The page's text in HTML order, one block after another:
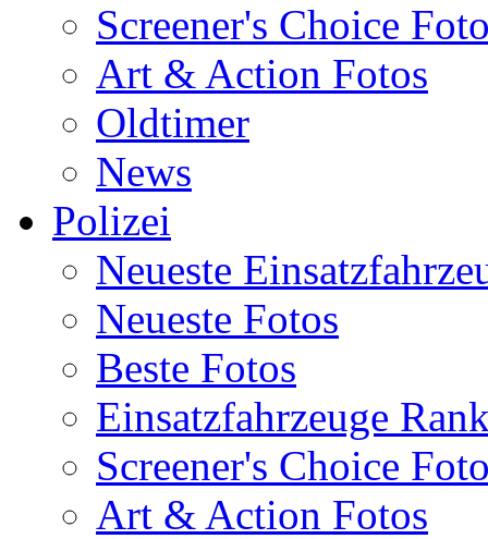
Screener's Choice
Art & Action Fotos
Oldtimer
News
Polizei
Neueste
Neueste Fotos
Beste Fotos
Einsatzfahrzeuge
Screener's Choice
Art & Action Fotos